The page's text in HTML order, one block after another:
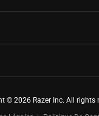
© 2026 Razer Inc. All rights